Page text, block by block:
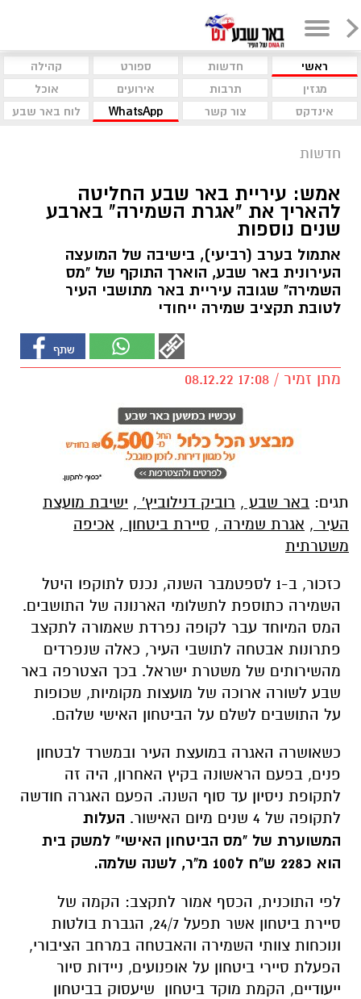
ראשי חדשות ספורט
קהילה
מגזין
תרבות אירועים
אוכל
אינדקס
צור קשר WhatsApp לוח באר שבע
חדשות
אמש: עיריית באר שבע החליטה
להאריך את "אגרת השמירה" בארבע
שנים נוספות
אתמול בערב (רביעי), בישיבה של המועצה
העירונית באר שבע, הוארך התוקף של "מס
השמירה" שגובה עיריית באר מתושבי העיר
לטובת תקציב שמירה ייחודי
מתן זמיר / 17:08 08.12.22
תגים: באר שבע , רוביק דנילוביץ' , ישיבת מועצת
העיר , אגרת שמירה , סיירת ביטחון , אכיפה
משטרתית
כזכור, ב-1 לספטמבר השנה, נכנס לתוקפו היטל
השמירה כתוספת לתשלומי הארנונה של התושבים.
המס המיוחד עבר לקופה נפרדת שאמורה לתקצב
פתרונות אבטחה לתושבי העיר, כאלה שנפרדים
מהשירותים של משטרת ישראל. בכך הצטרפה באר
שבע לשורה ארוכה של מועצות מקומיות, שכופות
על התושבים לשלם על הביטחון האישי שלהם.
כשאושרה האגרה במועצת העיר ובמשרד לבטחון
פנים, בפעם הראשונה בקיץ האחרון, היה זה
לתקופת ניסיון עד סוף השנה. הפעם האגרה חודשה
לתקופה של 4 שנים מיום האישור.
העלות
המשוערת של "מס הביטחון האישי" למשק בית
הוא כ228 ש"ח ל100 מ"ר, לשנה שלמה.
לפי התוכנית, הכסף אמור לתקצב: הקמה של
סיירת ביטחון אשר תפעל 24/7, הגברת בולטות
ונוכחות צוותי השמירה והאבטחה במרחב הציבורי,
הפעלת סיירי ביטחון על אופנועים, ניידות סיור
ייעודיים, הקמת מוקד ביטחון שיעסוק בביטחון